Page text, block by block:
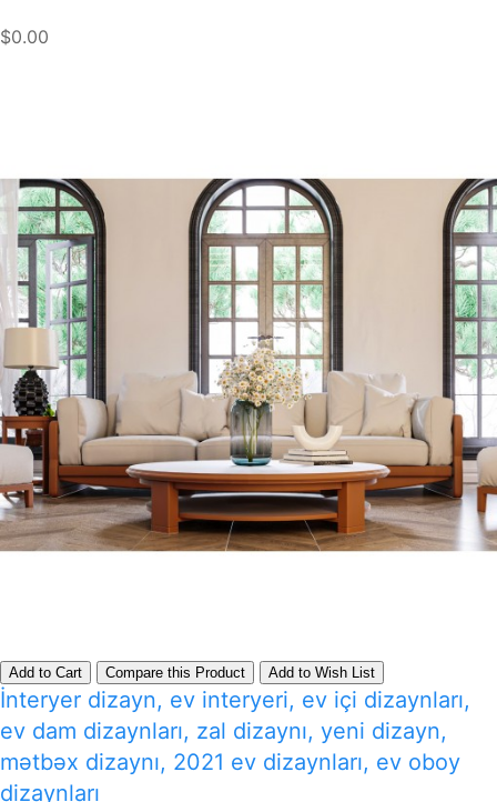
$0.00
Add to Cart Compare this Product Add to Wish List
İnteryer dizayn, ev interyeri, ev içi dizaynları,
ev dam dizaynları, zal dizaynı, yeni dizayn,
mətbəx dizaynı, 2021 ev dizaynları, ev oboy
dizaynları